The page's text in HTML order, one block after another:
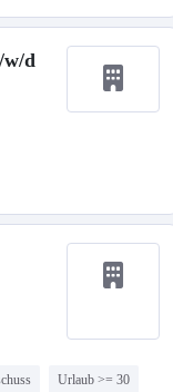
w/d
Urlaub >= 30